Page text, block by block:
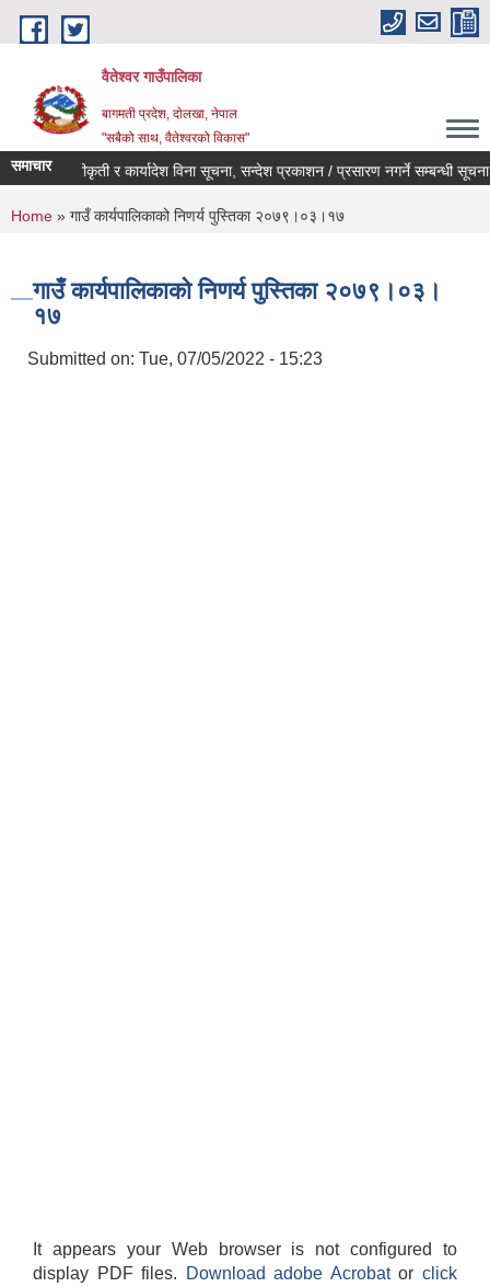
Skip to main content
वैतेश्वर गाउँपालिका
बागमती प्रदेश, दाेलखा, नेपाल
"सबैको साथ, वैतेश्वरको विकास"
समाचार
पूर्व स्वीकृती र कार्यादेश विना सूचना, सन्देश प्रकाशन / प्रसारण नगर्ने सम्बन्धी सूचना ।
You are here
Home » गाउँ कार्यपालिकाको निणर्य पुस्तिका २०७९।०३।१७
गाउँ कार्यपालिकाको निणर्य पुस्तिका २०७९।०३।
१७
Submitted on: Tue, 07/05/2022 - 15:23
It appears your Web browser is not configured to
display PDF files.
Download adobe Acrobatorclick